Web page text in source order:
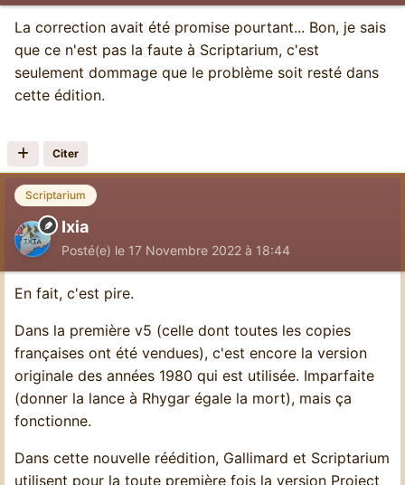
efforts qui sont mis par Scriptarium, les
traducteurs et l’éditeur pour améliorer et bonifier
les livres. Je sais à quel point vous travaillez fort,
à quel point vous êtes des passionnés et à quel
point nous, lecteurs de Loup Solitaire, sommes
Vous savez tout le respect que j'éprouve à votre
endroit.
Mais celle-là fait très mal.
La correction avait été promise pourtant... Bon, je sais
que ce n'est pas la faute à Scriptarium, c'est
seulement dommage que le problème soit resté dans
cette édition.
Citer
Scriptarium
Ixia
Posté(e) le 17 Novembre 2022 à 18:44
En fait, c'est pire.
Dans la première v5 (celle dont toutes les copies
françaises ont été vendues), c'est encore la version
originale des années 1980 qui est utilisée. Imparfaite
(donner la lance à Rhygar égale la mort), mais ça
fonctionne.
Dans cette nouvelle réédition, Gallimard et Scriptarium
utilisent pour la toute première fois la version Project